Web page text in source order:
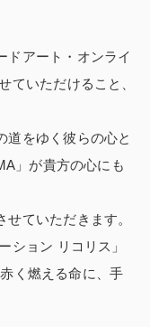
ドアート・オンライ
ていただけること、
道をゆく彼らの心と
」が貴方の心にも
せていただきます。
ション リコリス」
く燃える命に、手